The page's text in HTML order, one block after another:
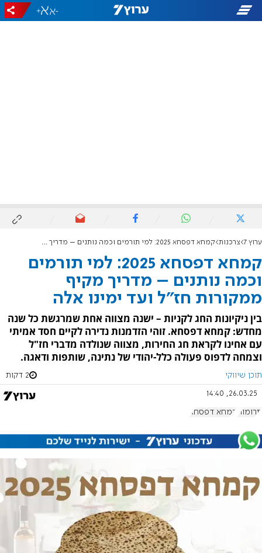
-
+
ערוץ 7 צרכנות קמחא דפסחא 2025: למי תורמים וכמה נותנים – מדריך מקיף ממקורות חז"ל ועד ימינו אלה
קמחא דפסחא 2025: למי תורמים
וכמה נותנים – מדריך מקיף
ממקורות חז"ל ועד ימינו אלה
בין ניקיונות החג לקניות – ישנה מצווה אחת שמרגשת כל שנה
מחדש: קמחא דפסחא. זוהי הזדמנות נדירה לקיים חסד אמיתי
עם אחינו לקראת חג החירות, מצווה שנולדה מדברי חז"ל
וצמחה לדפוס פעולה כלל-יהודי של נתינה, שותפות ודאגה.
תוכן שיווקי 2 דקות
26.03.25, 14:40
תרומות קמחא דפסחא